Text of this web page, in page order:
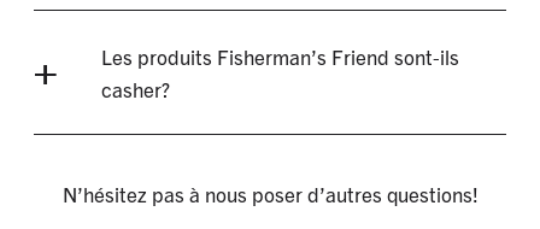
Les produits Fisherman’s Friend sont-ils
casher?
N’hésitez pas à nous poser d’autres questions!